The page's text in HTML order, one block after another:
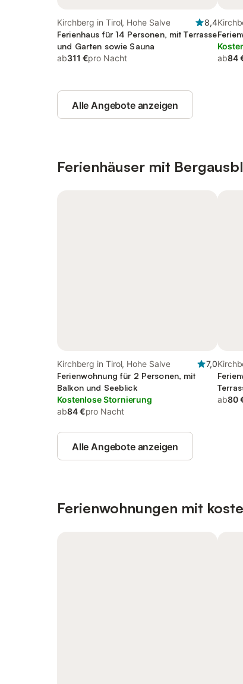
Kirchberg in Tirol, Hohe Salve
8,4
Ferienhaus für 14 Personen, mit Terrasse
und Garten sowie Sauna
ab311 €pro Nacht
ab84
Alle Angebote anzeigen
Ferienhäuser mit
Kirchberg in Tirol, Hohe Salve
7,0
Ferienwohnung für 2 Personen, mit
Balkon und Seeblick
Kostenlose Stornierung
ab84 €pro Nacht
ab80
Alle Angebote anzeigen
Ferienwohnungen mit